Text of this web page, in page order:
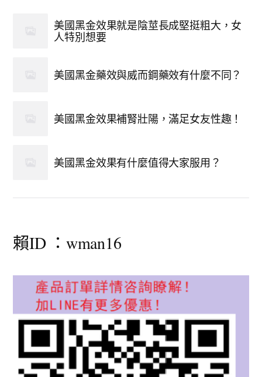
美國黑金效果就是陰莖長成堅挺粗大，女
人特別想要
美國黑金藥效與威而鋼藥效有什麼不同？
美國黑金效果補腎壯陽，滿足女友性趣！
美國黑金效果有什麼值得大家服用？
賴ID ：wman16